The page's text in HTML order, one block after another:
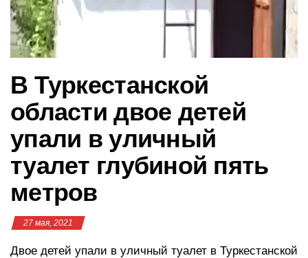
В Туркестанской
области двое детей
упали в уличный
туалет глубиной пять
метров
27 мая, 2021
Двое детей упали в уличный туалет в Туркестанской